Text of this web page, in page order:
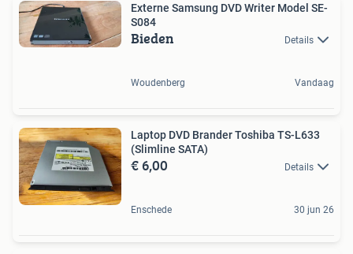
Externe Samsung DVD Writer Model SE-
S084
Bieden Details
Woudenberg Vandaag
Laptop DVD Brander Toshiba TS-L633
(Slimline SATA)
€ 6,00 Details
Enschede 30 jun 26